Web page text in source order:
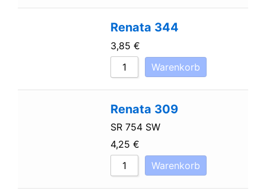
Renata 344
3,85 €
Warenkorb
Renata 309
SR 754 SW
4,25 €
Warenkorb